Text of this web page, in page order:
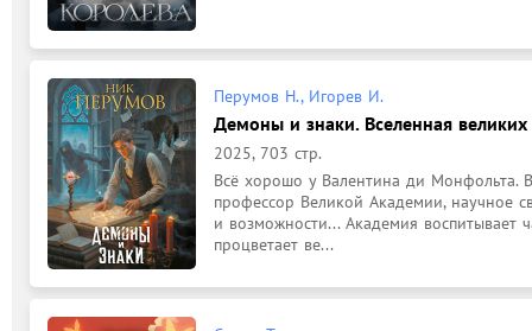
Перумов Н., Игорев И.
Демоны и знаки. Вселенная
2025, 703 стр.
Всё хорошо у Валентина ди Монфольта.
профессор Великой Академии, научное
и возможности... Академия воспитывает
процветает ве...